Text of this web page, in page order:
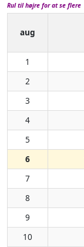
Rul til højre for at se flere
aug
1
2
3
4
5
6
7
8
9
10